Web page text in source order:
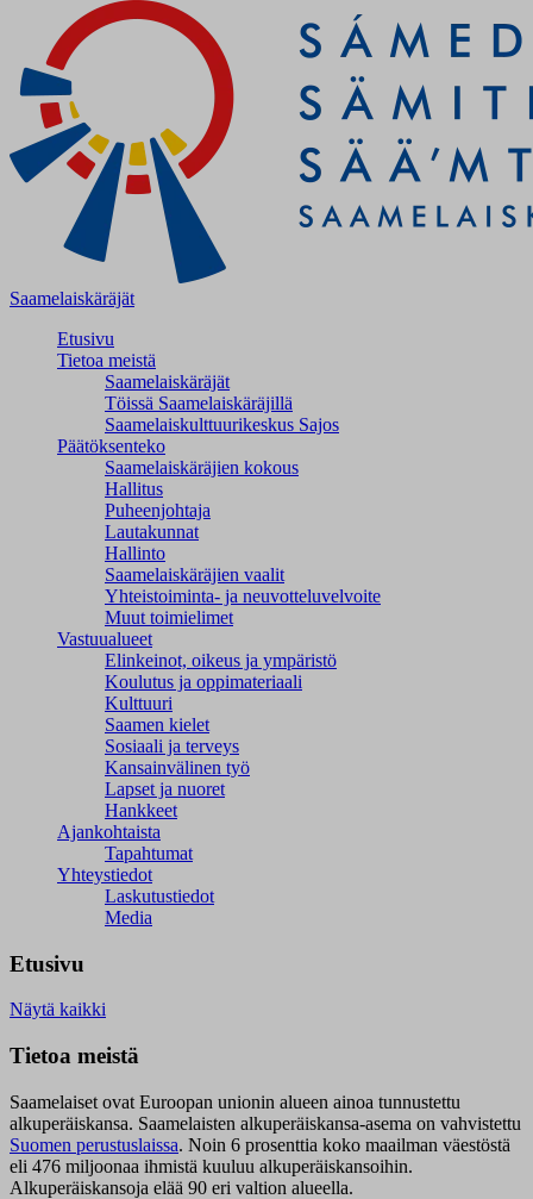
Saamelaiskäräjät
Etusivu
Tietoa meistä
Saamelaiskäräjät
Töissä Saamelaiskäräjillä
Saamelaiskulttuuri­keskus Sajos
Päätöksenteko
Saamelaiskäräjien kokous
Hallitus
Puheenjohtaja
Lautakunnat
Hallinto
Saamelaiskäräjien vaalit
Yhteistoiminta- ja neuvotteluvelvoite
Muut toimielimet
Vastuualueet
Elinkeinot, oikeus ja ympäristö
Koulutus ja oppimateriaali
Kulttuuri
Saamen kielet
Sosiaali ja terveys
Kansainvälinen työ
Lapset ja nuoret
Hankkeet
Ajankohtaista
Tapahtumat
Yhteystiedot
Laskutustiedot
Media
Etusivu
Näytä kaikki
Tietoa meistä
Saamelaiset ovat Euroopan unionin alueen ainoa tunnustettu
alkuperäiskansa. Saamelaisten alkuperäiskansa-asema on vahvistettu
Suomen perustuslaissa. Noin 6 prosenttia koko maailman väestöstä
eli 476 miljoonaa ihmistä kuuluu alkuperäiskansoihin.
Alkuperäiskansoja elää 90 eri valtion alueella.